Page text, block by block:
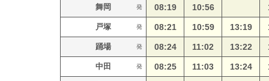
舞岡 発 08:19 10:56
戸塚 発 08:21 10:59 13:19
踊場 発 08:24 11:02 13:22
中田 発 08:25 11:03 13:24